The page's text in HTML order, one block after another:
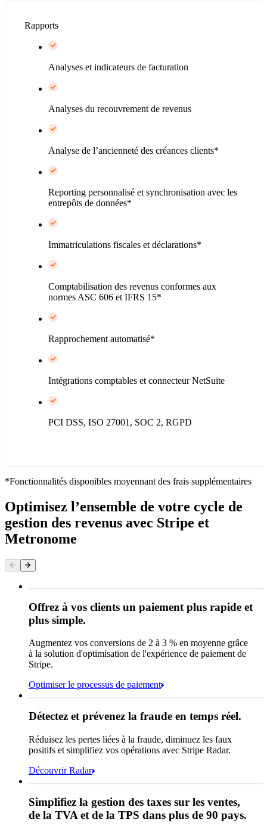
Rapports
Analyses et indicateurs de facturation
Analyses du recouvrement de revenus
Analyse de l’ancienneté des créances clients*
Reporting personnalisé et synchronisation avec les
entrepôts de données*
Immatriculations fiscales et déclarations*
Comptabilisation des revenus conformes aux
normes ASC 606 et IFRS 15*
Rapprochement automatisé*
Intégrations comptables et connecteur NetSuite
PCI DSS, ISO 27001, SOC 2, RGPD
*Fonctionnalités disponibles moyennant des frais supplémentaires
Optimisez l’ensemble de votre cycle de
gestion des revenus avec Stripe et
Metronome
Coordonnées
Adresse e-mail
Moyen de paiement
Cash App Pay
Offrez à vos clients un paiement plus rapide et
plus simple.
Augmentez vos conversions de 2 à 3 % en moyenne grâce
à la solution d'optimisation de l'expérience de paiement de
Stripe.
Optimiser le processus de paiement
Performances des règles
Détectez et prévenez la fraude en temps réel.
Réduisez les pertes liées à la fraude, diminuez les faux
positifs et simplifiez vos opérations avec Stripe Radar.
Découvrir RadarPayer Queried
220,02 CHF
Abonnement 199,00 CHF
Code postal
98104
Taux de taxe municipal
10,55 %
Simplifiez la gestion des taxes sur les ventes,
de la TVA et de la TPS dans plus de 90 pays.